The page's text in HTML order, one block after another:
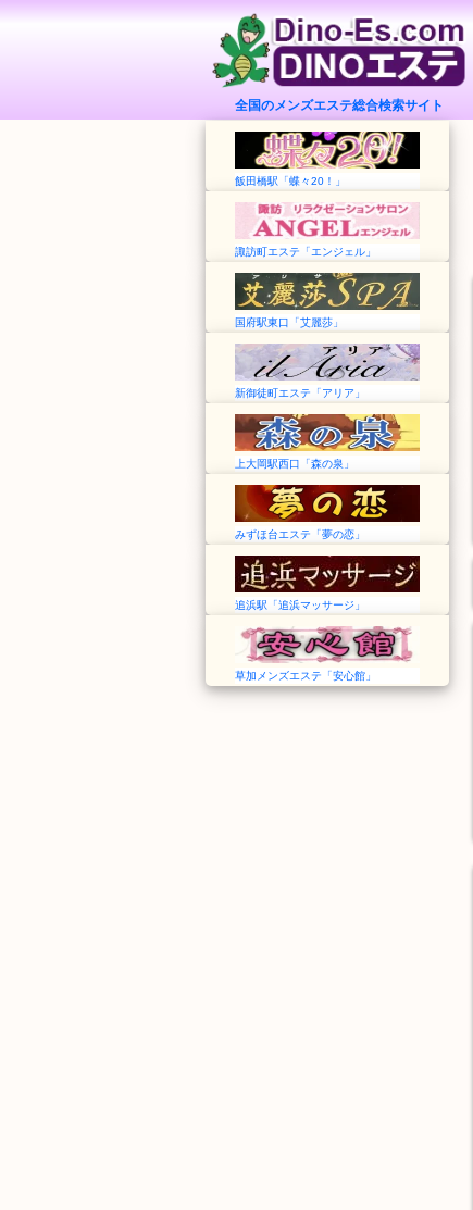
全国のメンズエステ総合検索サイト
飯田橋駅「蝶々20！」
諏訪町エステ「エンジェル」
国府駅東口「艾麗莎」
新御徒町エステ「アリア」
上大岡駅西口「森の泉」
みずほ台エステ「夢の恋」
追浜駅「追浜マッサージ」
草加メンズエステ「安心館」
森の泉